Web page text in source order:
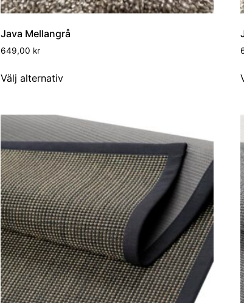
Java Mellangrå
649,00 kr
Välj alternativ